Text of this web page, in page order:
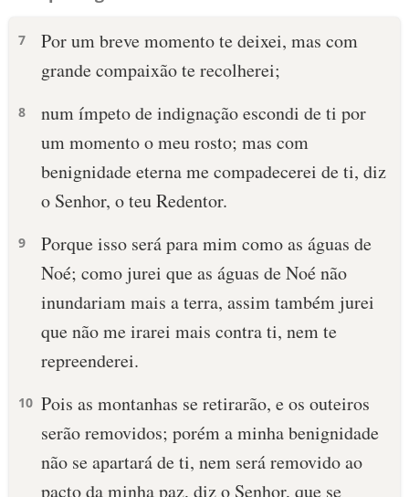
7
Por um breve momento te deixei, mas com
grande compaixão te recolherei;
8
num ímpeto de indignação escondi de ti por
um momento o meu rosto; mas com
benignidade eterna me compadecerei de ti, diz
o Senhor, o teu Redentor.
9
Porque isso será para mim como as águas de
Noé; como jurei que as águas de Noé não
inundariam mais a terra, assim também jurei
que não me irarei mais contra ti, nem te
repreenderei.
10 Pois as montanhas se retirarão, e os outeiros
serão removidos; porém a minha benignidade
não se apartará de ti, nem será removido ao
pacto da minha paz, diz o Senhor, que se